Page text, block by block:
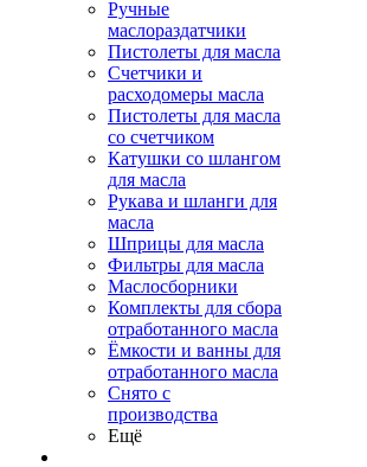
Ручные
маслораздатчики
Пистолеты для масла
Счетчики и
расходомеры масла
Пистолеты для масла
со счетчиком
Катушки со шлангом
для масла
Рукава и шланги для
масла
Шприцы для масла
Фильтры для масла
Маслосборники
Комплекты для сбора
отработанного масла
Ёмкости и ванны для
отработанного масла
Снято с
производства
Ещё